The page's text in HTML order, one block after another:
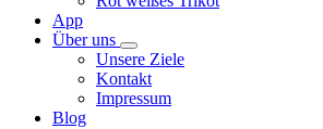
App
Über uns
Unsere Ziele
Kontakt
Impressum
Blog